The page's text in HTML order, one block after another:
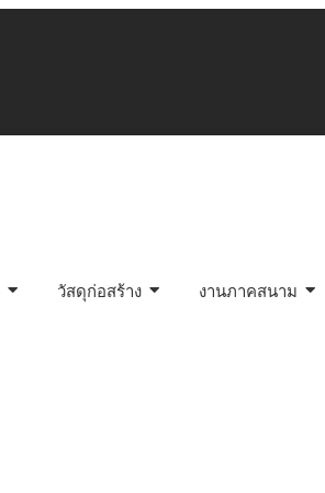
วัสดุก่อสร้าง งานภาคสนาม